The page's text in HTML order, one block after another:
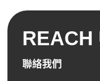
REACH
聯絡我們